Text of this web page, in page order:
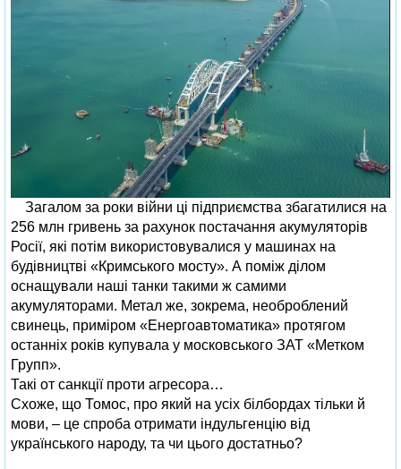
Загалом за роки війни ці підприємства збагатилися на
256 млн гривень за рахунок постачання акумуляторів
Росії, які потім використовувалися у машинах на
будівництві «Кримського мосту». А поміж ділом
оснащували наші танки такими ж самими
акумуляторами. Метал же, зокрема, необроблений
свинець, приміром «Енергоавтоматика» протягом
останніх років купувала у московського ЗАТ «Метком
Групп».
Такі от санкції проти агресора…
Схоже, що Томос, про який на усіх білбордах тільки й
мови, – це спроба отримати індульгенцію від
українського народу, та чи цього достатньо?